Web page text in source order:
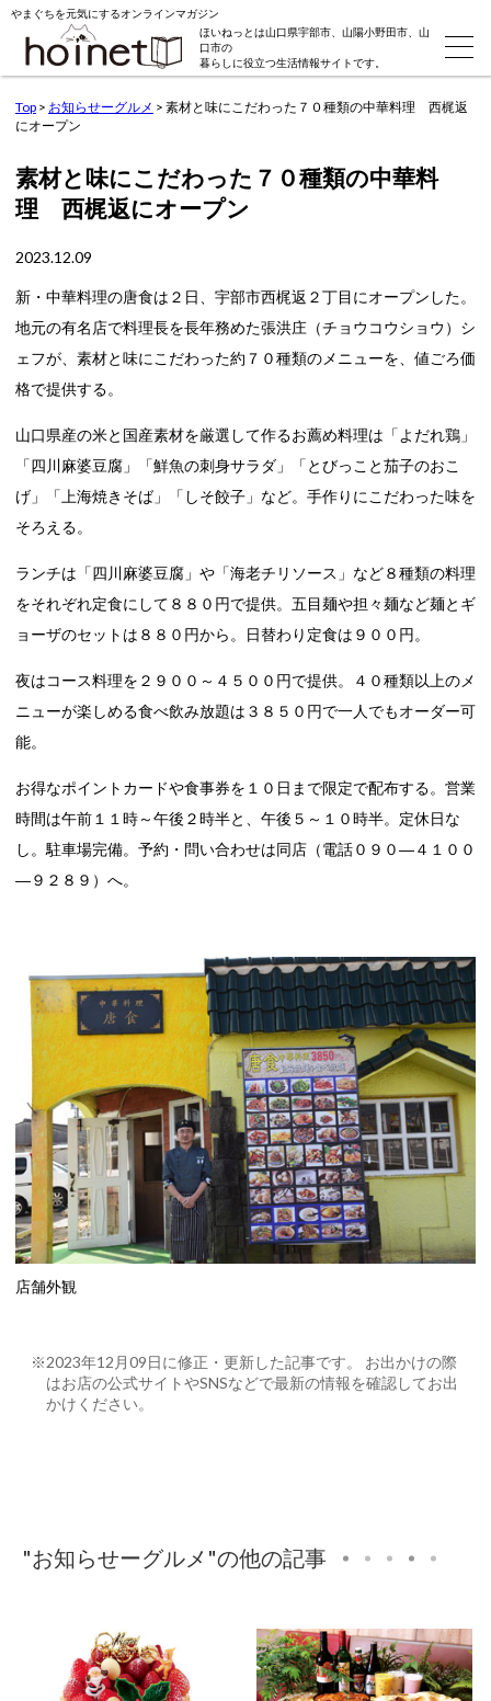
やまぐちを元気にするオンラインマガジン
ほいねっとは山口県宇部市、山陽小野田市、山
口市の
暮らしに役立つ生活情報サイトです。
Top > お知らせーグルメ > 素材と味にこだわった７０種類の中華料理 西梶返
にオープン
素材と味にこだわった７０種類の中華料
理 西梶返にオープン
2023.12.09
新・中華料理の唐食は２日、宇部市西梶返２丁目にオープンした。
地元の有名店で料理長を長年務めた張洪庄（チョウコウショウ）シ
ェフが、素材と味にこだわった約７０種類のメニューを、値ごろ価
格で提供する。
山口県産の米と国産素材を厳選して作るお薦め料理は「よだれ鶏」
「四川麻婆豆腐」「鮮魚の刺身サラダ」「とびっこと茄子のおこ
げ」「上海焼きそば」「しそ餃子」など。手作りにこだわった味を
そろえる。
ランチは「四川麻婆豆腐」や「海老チリソース」など８種類の料理
をそれぞれ定食にして８８０円で提供。五目麺や担々麺など麺とギ
ョーザのセットは８８０円から。日替わり定食は９００円。
夜はコース料理を２９００～４５００円で提供。４０種類以上のメ
ニューが楽しめる食べ飲み放題は３８５０円で一人でもオーダー可
能。
お得なポイントカードや食事券を１０日まで限定で配布する。営業
時間は午前１１時～午後２時半と、午後５～１０時半。定休日な
し。駐車場完備。予約・問い合わせは同店（電話０９０―４１００
―９２８９）へ。
店舗外観
※2023年12月09日に修正・更新した記事です。 お出かけの際
はお店の公式サイトやSNSなどで最新の情報を確認してお出
かけください。
"お知らせーグルメ"の他の記事